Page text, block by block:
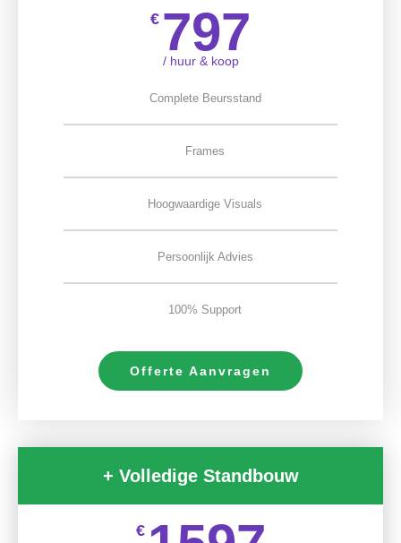
€ 797
/ huur & koop
Complete Beursstand
Frames
Hoogwaardige Visuals
Persoonlijk Advies
100% Support
Offerte Aanvragen
+ Volledige Standbouw
€